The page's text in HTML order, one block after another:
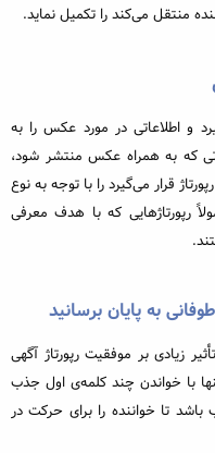
منتقل می‌کند را تکمیل نماید.
و اطلاعاتی در مورد عکس را به
که به همراه عکس منتشر شود،
قرار می‌گیرد را با توجه به نوع
رپورتاژهایی که با هدف معرفی
به پایان برسانید
زیادی بر موفقیت رپورتاژ آگهی
با خواندن چند کلمه‌‌ی اول جذب
باشد تا خواننده را برای حرکت در